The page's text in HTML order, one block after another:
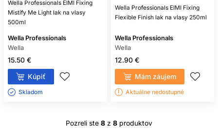
a počas schnutia sa kučier zbytočne nedotýkajte. Ak chcete
väčší objem, zamerajte sa na korienky bez presýtenia dĺžok.
AKO ZAFIXOVAŤ OBJEM
PRI KORIENKOCH
Objem vzniká kombináciou čistých korienkov, smeru
fénovania, strihu a stylingu. Lak dokáže vytvorený tvar
podporiť, ale sám nezmení hustotu vlasov. Pri fénovaní
zdvihnite pramene od pokožky, nechajte ich vychladnúť v
Wella Professionals EIMI Fixing
Mistify Me Light lak na vlasy
500ml
Wella Professionals
Wella
15.50 €
Kúpiť
Skladom ㅤ
Wella Professionals EIMI Fixing
Flexible Finish lak na vlasy 250ml
Wella Professionals
Wella
12.90 €
Mám záujem
Aktuálne nedostupné
Pozreli ste 8 z 8 produktov